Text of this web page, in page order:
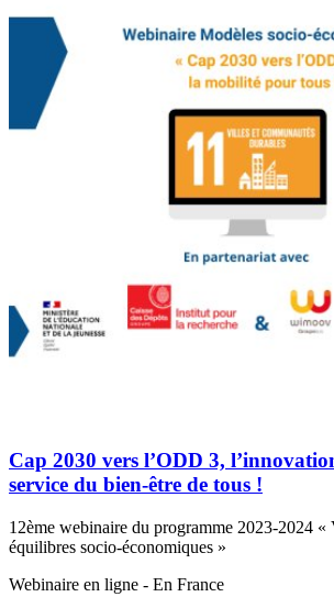
Cap 2030 vers l’ODD 3,
service du bien-être de tous !
12ème webinaire du programme 2023-2024 «
équilibres socio-économiques »
Webinaire en ligne - En France